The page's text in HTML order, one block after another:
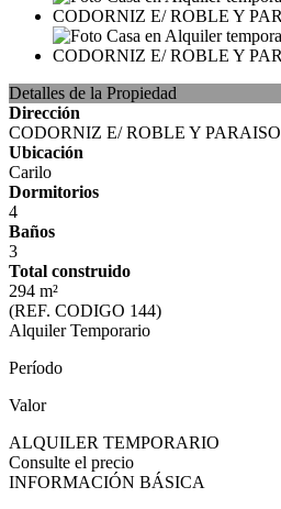
Detalles de la Propiedad
Dirección
CODORNIZ E/ ROBLE Y PARAISO
Ubicación
Carilo
Dormitorios
4
Baños
3
Total construido
294 m²
(REF. CODIGO 144)
Alquiler Temporario
Período
Valor
ALQUILER TEMPORARIO
Consulte el precio
INFORMACIÓN BÁSICA